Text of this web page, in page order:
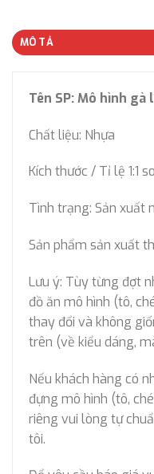
MÔ TẢ
Tên SP: Mô hình gà
Chất liệu: Nhựa
Kích thước / Tỉ lệ 1:1
Tình trạng: Sản xuất
Sản phẩm sản xuất
Lưu ý: Tùy từng đợt
đồ ăn mô hình (tô,
thay đổi và không
trên (về kiểu dáng,
Nếu khách hàng có
đựng mô hình (tô,
riêng vui lòng tự
tôi.